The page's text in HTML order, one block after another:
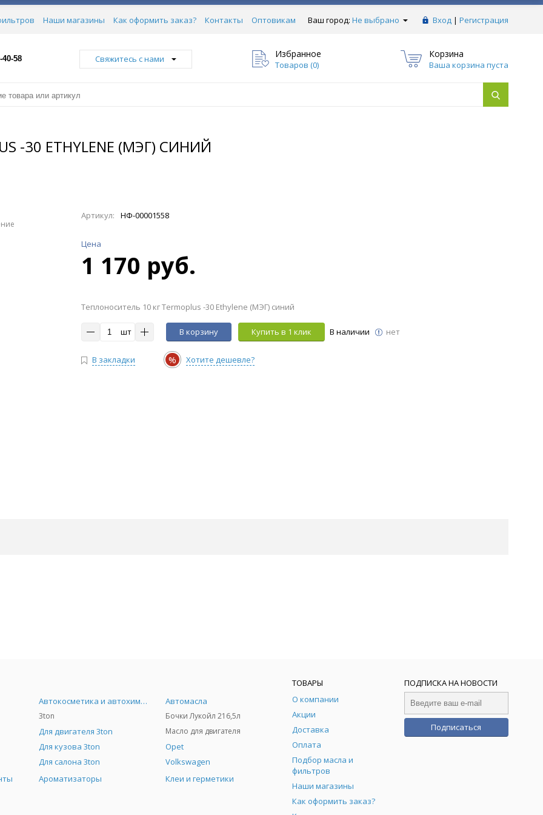
Ваш город: Не выбрано Вход | Регистрация
Наши магазины Как оформить заказ? Контакты
Оптовикам
40-58 Свяжитесь с нами Избранное
Товаров (0)
Корзина
Ваша корзина пуста
-30 ETHYLENE (МЭГ) СИНИЙ
Артикул: НФ-00001558
Цена
1 170 руб.
Теплоноситель 10 кг Termoplus -30 Ethylene (МЭГ) синий
шт В корзину Купить в 1 клик В наличии нет
В закладки % Хотите дешевле?
Автокосметика и автохимия
3ton
Для двигателя 3ton
Для кузова 3ton
Для салона 3ton
Автомасла
Бочки Лукойл 216,5л
Масло для двигателя
Opet
Volkswagen
Ароматизаторы Клеи и герметики
ТОВАРЫ
О компании
Акции
Доставка
Оплата
Подбор масла и
фильтров
Наши магазины
Как оформить заказ?
ПОДПИСКА НА НОВОСТИ
Подписаться